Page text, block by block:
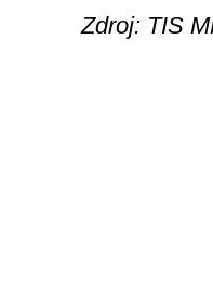
Zdroj: TIS